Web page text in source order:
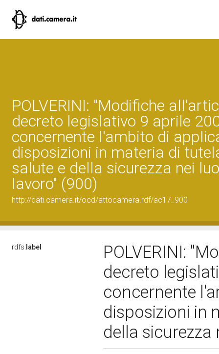
POLVERINI: "Modifiche
decreto legislativo 9 aprile
concernente l'ambito di
disposizioni in materia di
salute e della sicurezza nei
lavoro" (900)
http://dati.camera.it/ocd/attocamera.rdf/ac17_900
rdfs: label
POLVERINI:
decreto
concernente
disposizioni in
della